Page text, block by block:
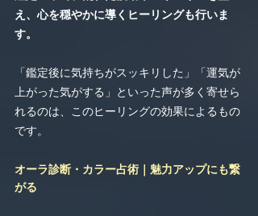
え、心を穏やかに導くヒーリングも行いま
す。
「鑑定後に気持ちがスッキリした」「運気が
上がった気がする」といった声が多く寄せら
れるのは、このヒーリングの効果によるもの
です。
オーラ診断・カラー占術｜魅力アップにも繋
がる